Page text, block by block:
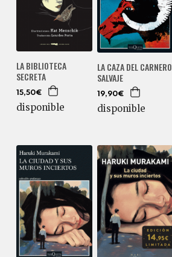
LA BIBLIOTECA
SECRETA
15,50€
disponible
LA CAZA DEL CARNERO
SALVAJE
19,90€
disponible